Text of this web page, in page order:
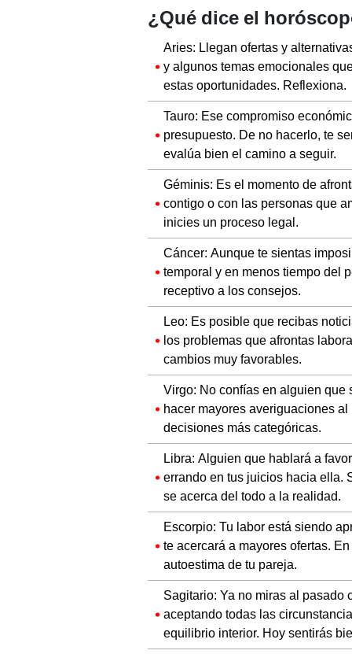
Aries: Llegan ofertas y
y algunos temas emocionales
estas oportunidades. Reflexiona.
Tauro: Ese compromiso
presupuesto. De no hacerlo, te
evalúa bien el camino a seguir.
Géminis: Es el momento de
contigo o con las personas que
inicies un proceso legal.
Cáncer: Aunque te sientas
temporal y en menos tiempo del
receptivo a los consejos.
Leo: Es posible que recibas
los problemas que afrontas
cambios muy favorables.
Virgo: No confías en alguien que
hacer mayores averiguaciones
decisiones más categóricas.
Libra: Alguien que hablará a
errando en tus juicios hacia ella.
se acerca del todo a la realidad.
Escorpio: Tu labor está siendo
te acercará a mayores ofertas.
autoestima de tu pareja.
Sagitario: Ya no miras al pasado
aceptando todas las
equilibrio interior. Hoy sentirás
Capricornio: Tendrás éxito